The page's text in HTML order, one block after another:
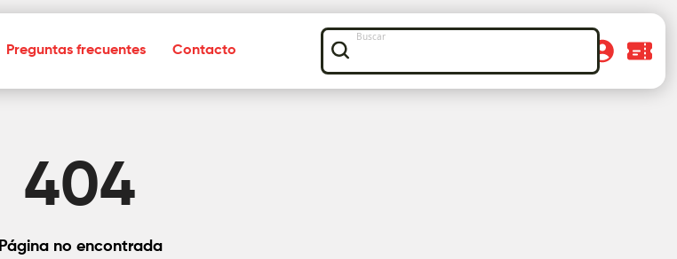
Preguntas frecuentes Contacto
Buscar
404
Página no encontrada